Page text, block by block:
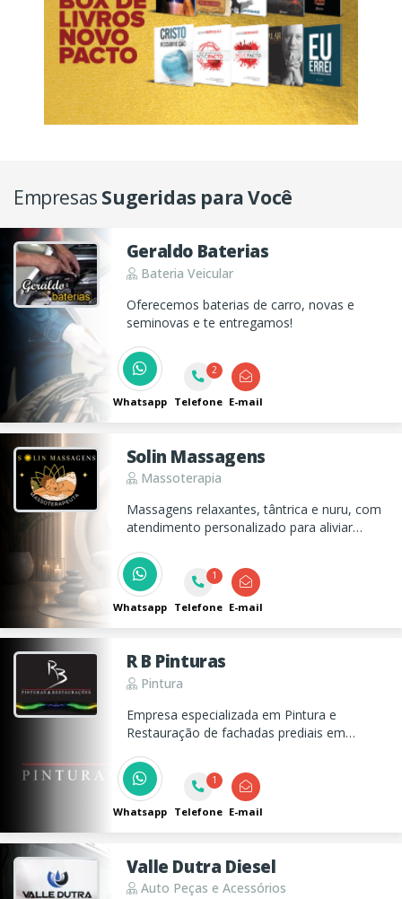
Empresas Sugeridas para Você
Geraldo Baterias
Bateria Veicular
Oferecemos baterias de carro, novas e
seminovas e te entregamos!
Whatsapp
2
Telefone E-mail
Solin Massagens
Massoterapia
Massagens relaxantes, tântrica e nuru, com
atendimento personalizado para aliviar
bem-estar com acolhimento e
profissionalismo.
Whatsapp
1
Telefone E-mail
R B Pinturas
Pintura
Empresa especializada em Pintura e
Restauração de fachadas prediais em
trabalhos emergenciais nas fachadas em
casos de infiltrações.
Whatsapp
1
Telefone E-mail
Valle Dutra Diesel
Auto Peças e Acessórios